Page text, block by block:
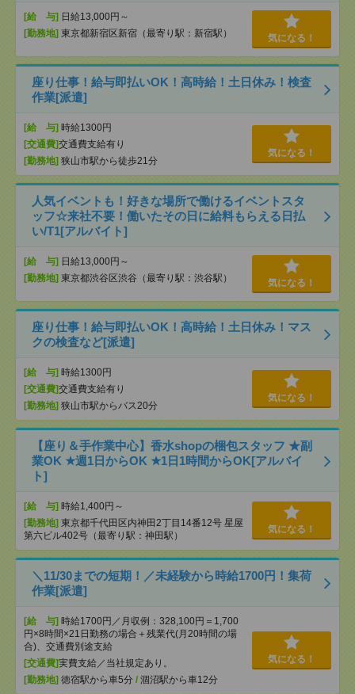
[給 与] 日給13,000円～
[勤務地] 東京都新宿区新宿（最寄り駅：新宿駅） 気になる！
座り仕事！給与即払いOK！高時給！土日休み！検査
作業[派遣]
[給 与] 時給1300円
[交通費]交通費支給有り
[勤務地] 狭山市駅から徒歩21分
気になる！
人気イベントも！好きな場所で働けるイベントスタ
ッフ☆来社不要！働いたその日に給料もらえる日払
い/T1[アルバイト]
[給 与] 日給13,000円～
[勤務地] 東京都渋谷区渋谷（最寄り駅：渋谷駅） 気になる！
座り仕事！給与即払いOK！高時給！土日休み！マス
クの検査など[派遣]
[給 与] 時給1300円
[交通費]交通費支給有り
[勤務地] 狭山市駅からバス20分
気になる！
【座り＆手作業中心】香水shopの梱包スタッフ ★副
業OK ★週1日からOK ★1日1時間からOK[アルバイ
ト]
[給 与] 時給1,400円～
[勤務地] 東京都千代田区内神田2丁目14番12号 星屋
第六ビル402号（最寄り駅：神田駅）
気になる！
＼11/30までの短期！／未経験から時給1700円！集荷
作業[派遣]
[給 与] 時給1700円／月収例：328,100円＝1,700
円×8時間×21日勤務の場合＋残業代(月20時間の場
合)、交通費別途支給
[交通費]実費支給／当社規定あり。
[勤務地] 徳宿駅から車5分 / 涸沼駅から車12分
気になる！